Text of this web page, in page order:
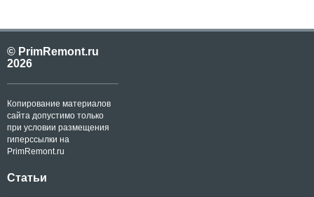
© PrimRemont.ru
2026
Копирование материалов
сайта допустимо только
при условии размещения
гиперссылки на
PrimRemont.ru
Статьи